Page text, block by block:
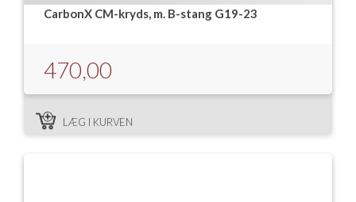
CarbonX CM-kryds, m. B-stang G19-23
470,00
LÆG I KURVEN